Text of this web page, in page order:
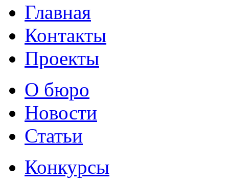
Главная
Контакты
Проекты
О бюро
Новости
Статьи
Конкурсы